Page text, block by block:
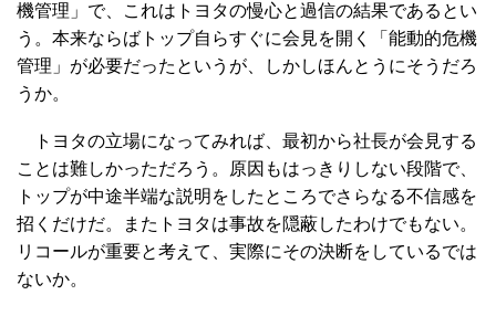
機管理」で、これはトヨタの慢心と過信の結果であるとい
う。本来ならばトップ自らすぐに会見を開く「能動的危機
管理」が必要だったというが、しかしほんとうにそうだろ
うか。
トヨタの立場になってみれば、最初から社長が会見する
ことは難しかっただろう。原因もはっきりしない段階で、
トップが中途半端な説明をしたところでさらなる不信感を
招くだけだ。またトヨタは事故を隠蔽したわけでもない。
リコールが重要と考えて、実際にその決断をしているでは
ないか。